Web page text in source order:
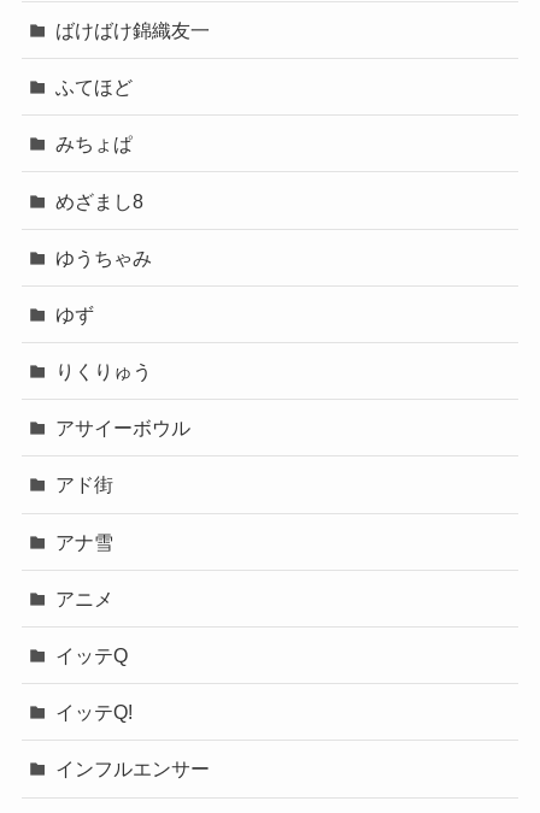
ばけばけ錦織友一
ふてほど
みちょぱ
めざまし8
ゆうちゃみ
ゆず
りくりゅう
アサイーボウル
アド街
アナ雪
アニメ
イッテQ
イッテQ!
インフルエンサー